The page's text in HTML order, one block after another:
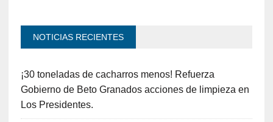
NOTICIAS RECIENTES
¡30 toneladas de cacharros menos! Refuerza
Gobierno de Beto Granados acciones de limpieza en
Los Presidentes.